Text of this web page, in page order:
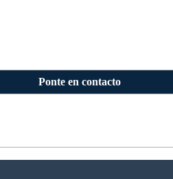
Ponte en contacto